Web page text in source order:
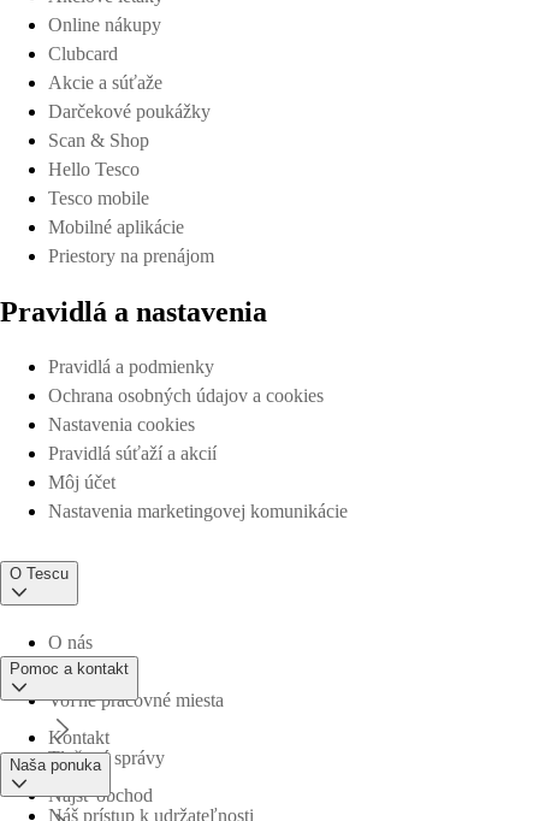
Online nákupy
Clubcard
Akcie a súťaže
Darčekové poukážky
Scan & Shop
Hello Tesco
Tesco mobile
Mobilné aplikácie
Priestory na prenájom
Pravidlá a nastavenia
Pravidlá a podmienky
Ochrana osobných údajov a cookies
Nastavenia cookies
Pravidlá súťaží a akcií
Môj účet
Nastavenia marketingovej komunikácie
O Tescu
O nás
Voľné pracovné miesta
Tlačové správy
Náš prístup k udržateľnosti
Pomoc a kontakt
Kontakt
Nájsť obchod
Naša ponuka